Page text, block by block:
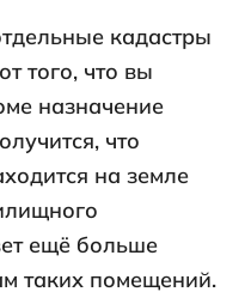
кадастры
того, что вы
назначение
что
на земле
ещё больше
таких помещений.